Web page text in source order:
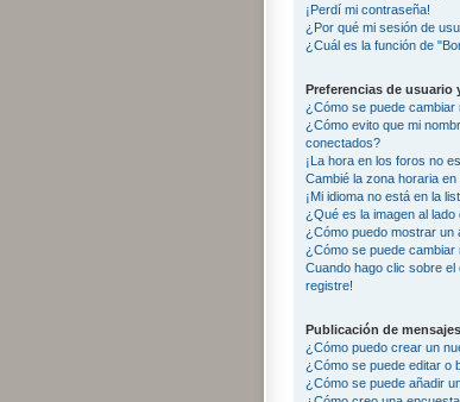
¡Perdí mi contraseña!
¿Por qué mi sesión de
¿Cuál es la función de
Preferencias de usuario
¿Cómo se puede cambiar
¿Cómo evito que mi
conectados?
¡La hora en los foros no
Cambié la zona horaria
¡Mi idioma no está en la
¿Qué es la imagen al
¿Cómo puedo mostrar un
¿Cómo se puede cambiar
Cuando hago clic sobre el
registre!
Publicación de mensajes
¿Cómo puedo crear un
¿Cómo se puede editar o
¿Cómo se puede añadir